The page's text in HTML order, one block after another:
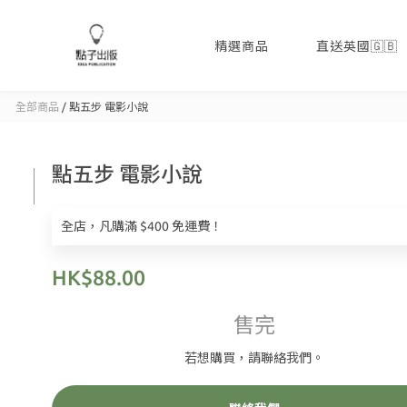
精選商品 直送英國🇬🇧
全部商品 / 點五步 電影小說
點五步 電影小說
全店，凡購滿 $400 免運費！
HK$88.00
售完
若想購買，請聯絡我們。